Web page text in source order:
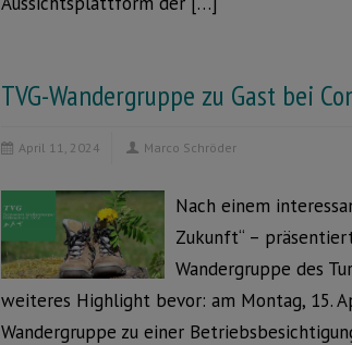
TVG-Wandergruppe zu Gast bei
April 11, 2024 Marco Schröder
Nach einem
Zukunft“ –
Wandergruppe des
weiteres Highlight bevor: am Montag, 15.
Wandergruppe zu einer